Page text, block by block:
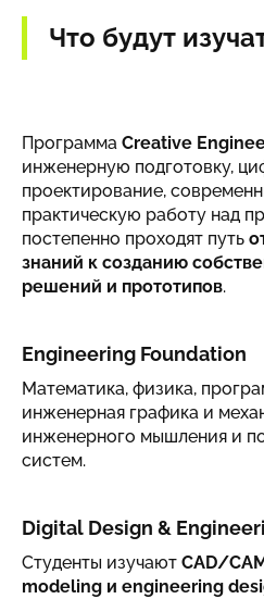
Что будут
Программа Creative
инженерную подготовку,
проектирование,
практическую работу над
постепенно проходят путь
знаний к созданию
решений и прототипов.
Engineering Foundation
Математика, физика,
инженерная графика и
инженерного мышления и
систем.
Digital Design &
Студенты изучают CAD/
modeling и engineering